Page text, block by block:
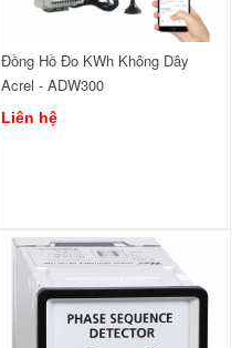
Đồng Hồ Đo KWh Không Dây
Acrel - ADW300
Liên hệ